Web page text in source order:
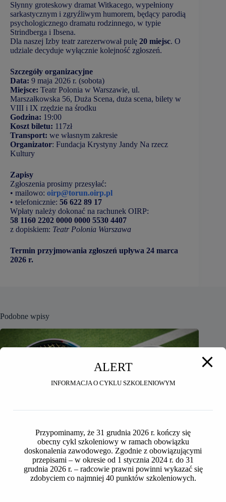
Słynny groteskowy dramat Witkacego, wypełniony
sarkastycznym i zgryźliwym humorem, będący parodią
psychologicznego dramatu rodzinnego, w typie
Strindberga i Ibsena.
Dla naszej Izby teatr zarezerwował pulę 20 miejsc. O
udziale decyduje wyłącznie kolejność zgłoszeń.
Szczegóły organizacyjne
Data: 9 maja 2026 r. (sobota)
Miejsce: Teatr Polonia w Warszawie, ul.
Marszałkowska 56, Duża Scena, duża scena, bilety w
VIII i IX rzędzie na środku
Godzina: 19:00
Koszt biletu: 117zł
Transport: we własnym zakresie
Organizator: Fundacja Krystyny Jandy Na rzecz
Kultury
Zapisy
Zgłoszenia prosimy przesyłać:
• mailowo: oirp@torun.oirp.pl
• telefonicznie: 56 622 89 17
Wpłaty należy dokonać na rachunek OIRP:
58 1160 2202 0000 0000 5530 4407
z dopiskiem: Teatr Polonia Warszawa
Termin przyjmowania zgłoszeń upływa 24 marca
2026 r.
Podobne wpisy
ALERT
INFORMACJA O CYKLU SZKOLENIOWYM
Przypominamy, że 31 grudnia 2026 r. kończy się
obecny cykl szkoleniowy w ramach obowiązku
doskonalenia zawodowego. Zgodnie z obowiązującymi
przepisami – w okresie od 1 stycznia 2024 r. do 31
grudnia 2026 r. – radcowie prawni powinni wykazać się
zdobyciem co najmniej 40 punktów szkoleniowych.